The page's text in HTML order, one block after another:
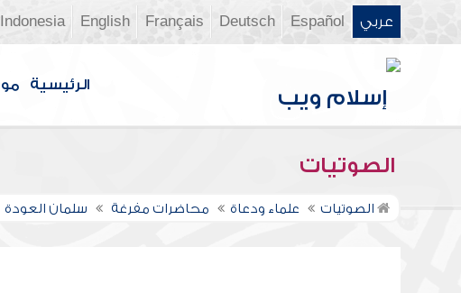
عربي Español
Deutsch
Français
English
Indonesia
الرئيسية
الصوتيات
الصوتيات علماء ودعاة محاضرات مفرغة سلمان العودة